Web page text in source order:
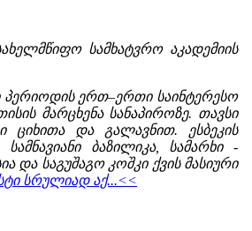
სამხატვრო აკადემიის
ერთ–ერთი საინტერესო
მარცხენა სანაპიროზე. თავსი
ციხითა და გალავნით. ესბეკის
ბაზილიკა, სამარხი -
და საგუშაგო კოშკი ქვის მასიური
სრულიად აქ...<<